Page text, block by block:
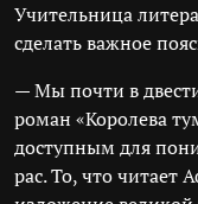
Учительница
сделать важное
— Мы почти в
роман «Королева
доступным для
рас. То, что читает